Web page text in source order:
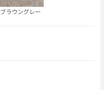
ブラウングレー